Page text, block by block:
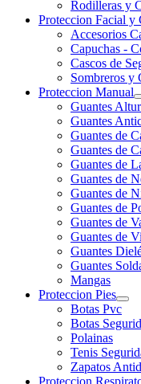
Rodilleras y
Proteccion Facial y
Accesorios
Capuchas -
Cascos de
Sombreros y
Proteccion Manual
Guantes
Guantes
Guantes de
Guantes de
Guantes de
Guantes de
Guantes de
Guantes de
Guantes de
Guantes de
Guantes
Guantes
Mangas
Proteccion Pies
Botas Pvc
Botas
Polainas
Tenis
Zapatos
Proteccion